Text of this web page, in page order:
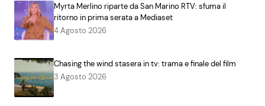
Myrta Merlino riparte da San Marino RTV: sfuma il
ritorno in prima serata a Mediaset
4 Agosto 2026
Chasing the wind stasera in tv: trama e finale del film
3 Agosto 2026